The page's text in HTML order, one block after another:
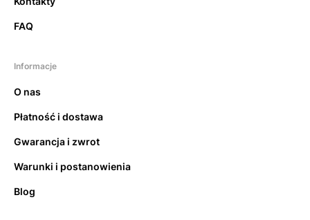
FAQ
Informacje
O nas
Płatność i dostawa
Gwarancja i zwrot
Warunki i postanowienia
Blog